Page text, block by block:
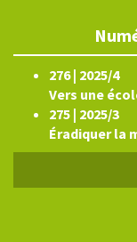
276 | 2025/4
Vers une
275 | 2025/3
Éradiquer la